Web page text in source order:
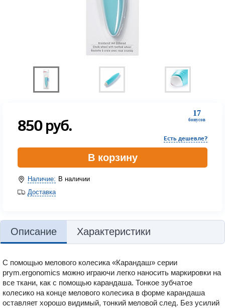
17
бонусов
850руб.
Есть дешевле?
В корзину
Наличие: В наличии
Доставка
Описание Характеристики
С помощью мелового колесика «Карандаш» серии
prym.ergonomics можно играючи легко наносить маркировки на
все ткани, как с помощью карандаша. Тонкое зубчатое
колесико на конце мелового колесика в форме карандаша
оставляет хорошо видимый, тонкий меловой след. Без усилий